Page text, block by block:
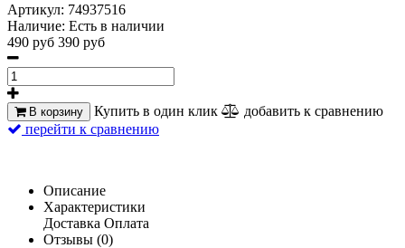
Артикул: 74937516
Наличие: Есть в наличии
490 руб 390 руб
В корзину Купить в один клик
добавить к сравнению
перейти к сравнению
Описание
Характеристики
Доставка Оплата
Отзывы (0)